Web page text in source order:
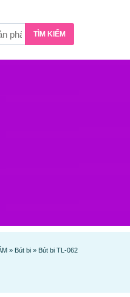
TÌM KIẾM
» Bút bi » Bút bi TL-062